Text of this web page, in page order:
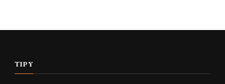
TIPY